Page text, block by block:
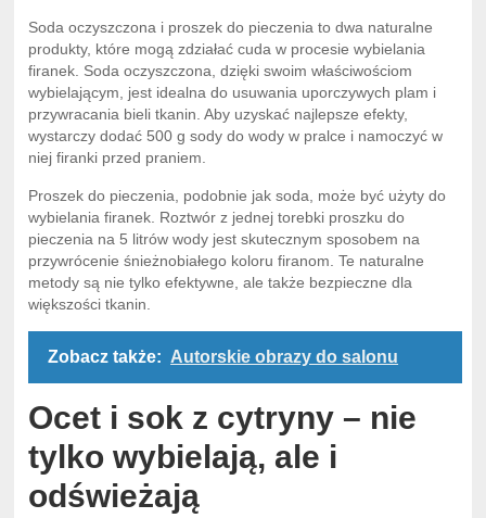
Soda oczyszczona i proszek do pieczenia to dwa naturalne
produkty, które mogą zdziałać cuda w procesie wybielania
firanek. Soda oczyszczona, dzięki swoim właściwościom
wybielającym, jest idealna do usuwania uporczywych plam i
przywracania bieli tkanin. Aby uzyskać najlepsze efekty,
wystarczy dodać 500 g sody do wody w pralce i namoczyć w
niej firanki przed praniem.
Proszek do pieczenia, podobnie jak soda, może być użyty do
wybielania firanek. Roztwór z jednej torebki proszku do
pieczenia na 5 litrów wody jest skutecznym sposobem na
przywrócenie śnieżnobiałego koloru firanom. Te naturalne
metody są nie tylko efektywne, ale także bezpieczne dla
większości tkanin.
Zobacz także: Autorskie obrazy do salonu
Ocet i sok z cytryny – nie
tylko wybielają, ale i
odświeżają